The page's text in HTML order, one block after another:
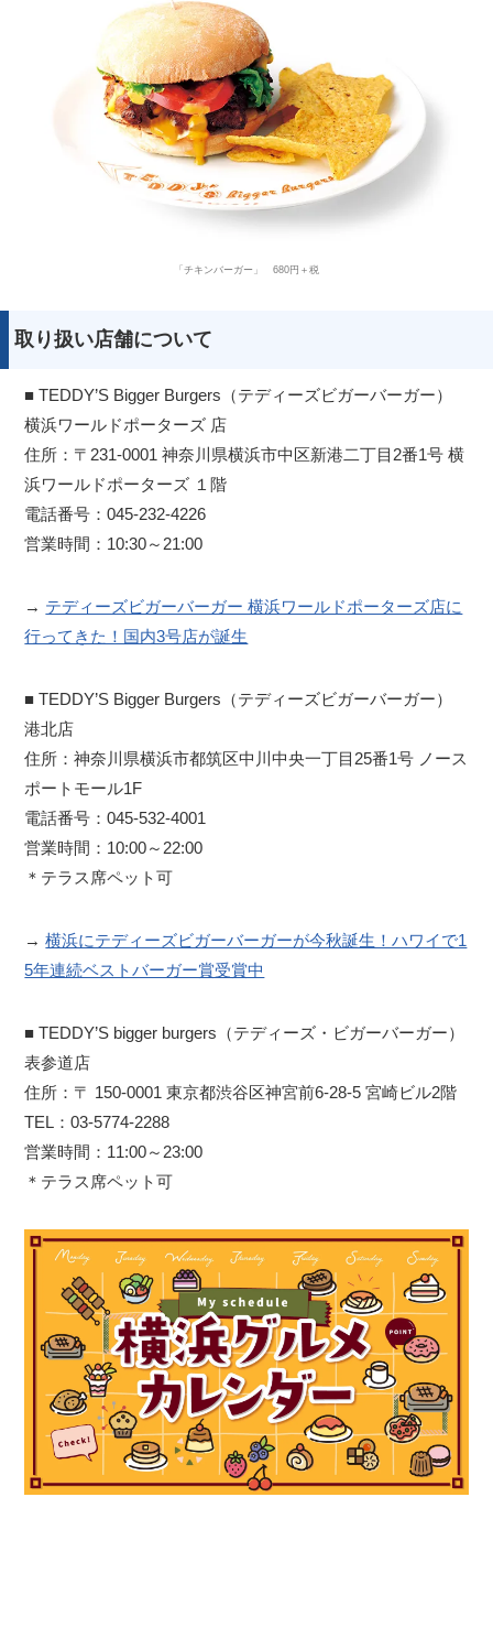
「チキンバーガー」 680円＋税
取り扱い店舗について
■ TEDDY’S Bigger Burgers（テディーズビガーバーガー）
横浜ワールドポーターズ 店
住所：〒231-0001 神奈川県横浜市中区新港二丁目2番1号 横
浜ワールドポーターズ １階
電話番号：045-232-4226
営業時間：10:30～21:00
→ テディーズビガーバーガー 横浜ワールドポーターズ店に
行ってきた！国内3号店が誕生
■ TEDDY’S Bigger Burgers（テディーズビガーバーガー）
港北店
住所：神奈川県横浜市都筑区中川中央一丁目25番1号 ノース
ポートモール1F
電話番号：045-532-4001
営業時間：10:00～22:00
＊テラス席ペット可
→横浜にテディーズビガーバーガーが今秋誕生！ハワイで1
5年連続ベストバーガー賞受賞中
■ TEDDY’S bigger burgers（テディーズ・ビガーバーガー）
表参道店
住所：〒 150-0001 東京都渋谷区神宮前6-28-5 宮崎ビル2階
TEL：03-5774-2288
営業時間：11:00～23:00
＊テラス席ペット可